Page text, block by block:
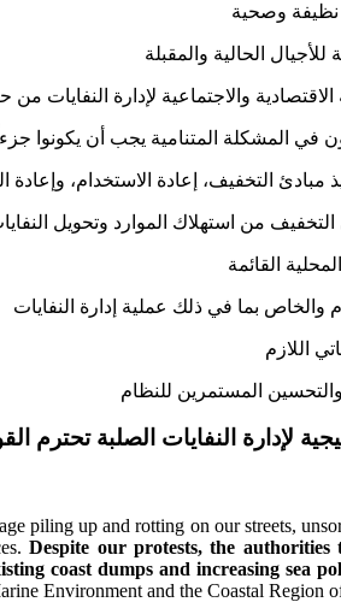
الاقتصادية والاجتماعية لإدارة
لإدارة النفايات الصلبة تحترم
piling up and rotting on our streets,
Despite our protests, the
coast dumps and increasing sea
Environment and the Coastal Region